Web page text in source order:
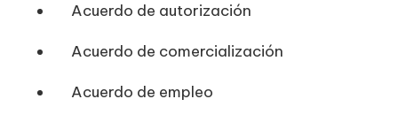
Acuerdo de autorización
Acuerdo de comercialización
Acuerdo de empleo